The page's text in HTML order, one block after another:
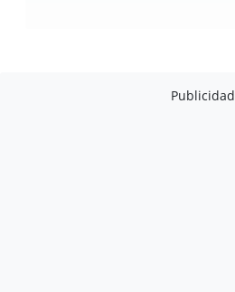
Publicidad